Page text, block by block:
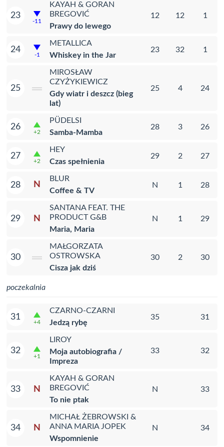
23
-11
KAYAH & GORAN
BREGOVIĆ
Prawy do lewego
12 12 1
24
-1
METALLICA
Whiskey in the Jar
23 32 1
25
MIROSŁAW
CZYŻYKIEWICZ
Gdy wiatr i deszcz (bieg
lat)
25 4 24
26
+2
PÜDELSI
Samba-Mamba
28 3 26
27
+2
HEY
Czas spełnienia
29 2 27
28 N
BLUR
Coffee & TV
N 1 28
29 N
SANTANA FEAT. THE
PRODUCT G&B
Maria, Maria
N 1 29
30
MAŁGORZATA
OSTROWSKA
Cisza jak dziś
30 2 30
poczekalnia
31
+4
CZARNO-CZARNI
Jedzą rybę
35 31
32
+1
LIROY
Moja autobiografia /
Impreza
33 32
33 N
KAYAH & GORAN
BREGOVIĆ
To nie ptak
N 33
34 N
MICHAŁ ŻEBROWSKI &
ANNA MARIA JOPEK
Wspomnienie
N 34